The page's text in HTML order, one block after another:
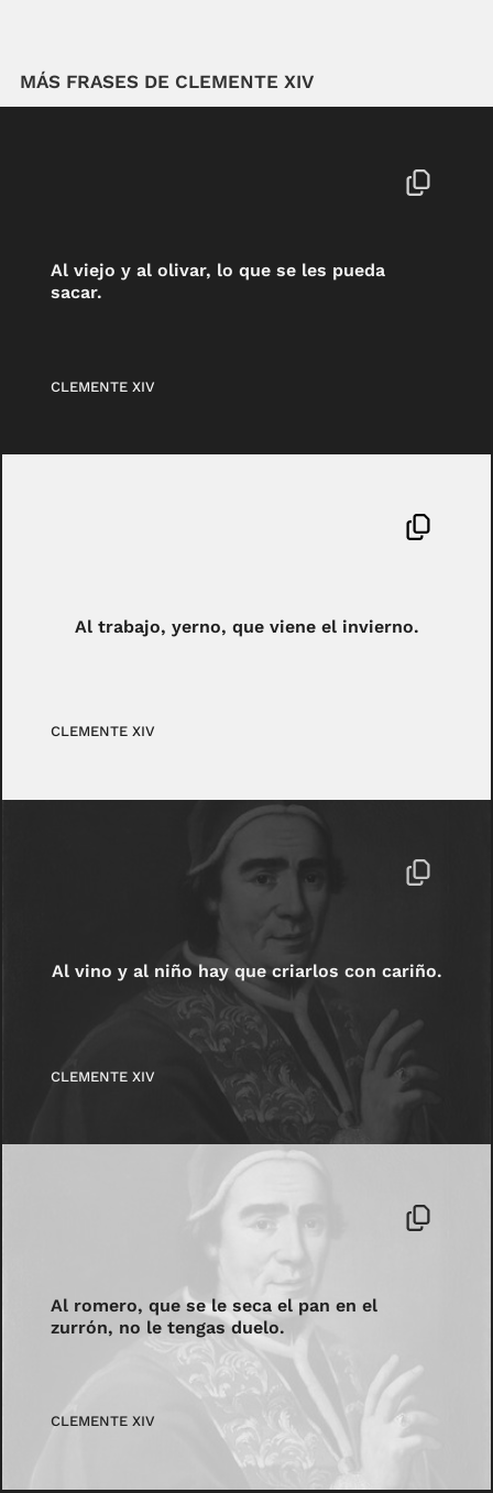
MÁS FRASES DE CLEMENTE XIV
Al viejo y al olivar, lo que se les pueda
sacar.
CLEMENTE XIV
Al trabajo, yerno, que viene el invierno.
CLEMENTE XIV
Al vino y al niño hay que criarlos con cariño.
CLEMENTE XIV
Al romero, que se le seca el pan en el
zurrón, no le tengas duelo.
CLEMENTE XIV